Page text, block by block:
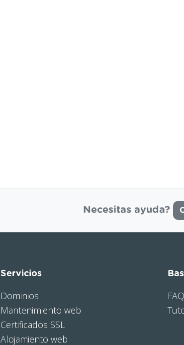
Necesitas ayuda?
Servicios
Dominios
Mantenimiento web
Certificados SSL
Alojamiento web